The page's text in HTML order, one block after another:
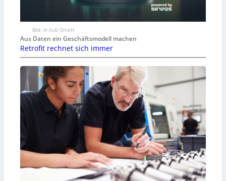
Bild: in.hub GmbH
Aus Daten ein Geschäftsmodell machen
Retrofit rechnet sich immer